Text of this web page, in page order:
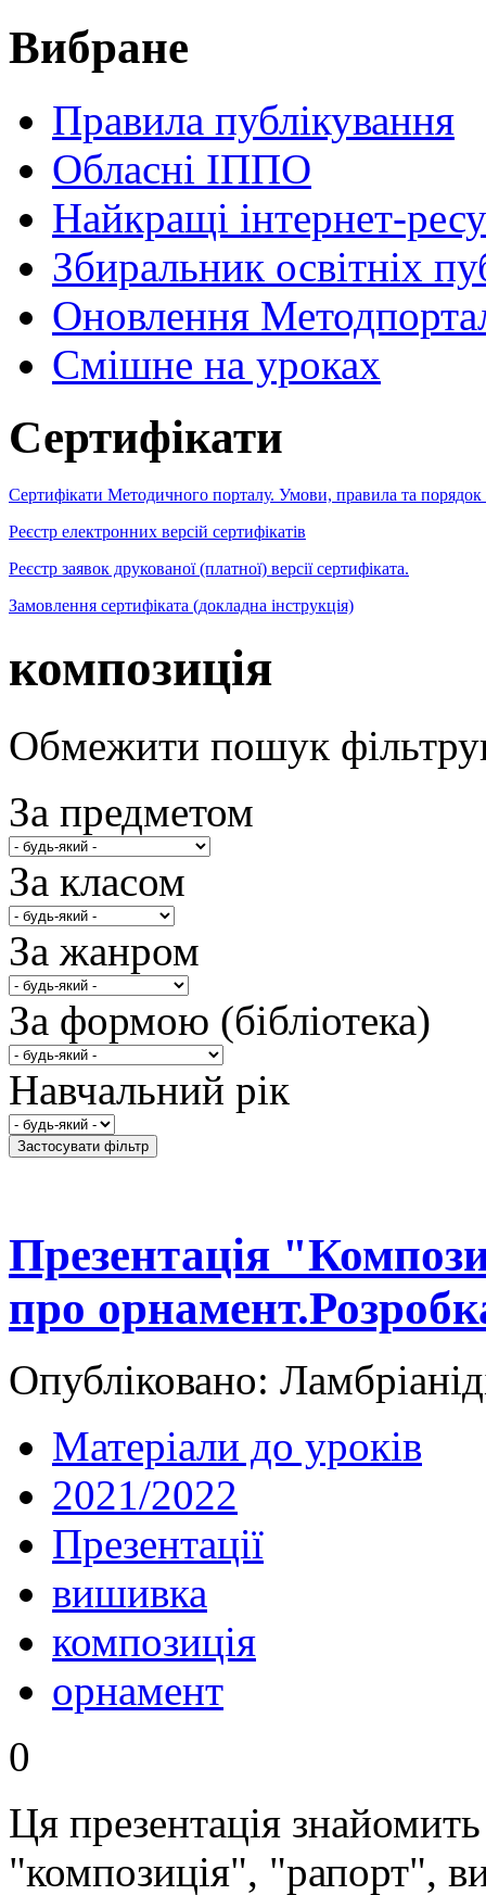
Вибране
Правила публікування
Обласні ІППО
Найкращі інтернет-
Збиральник освітніх
Оновлення
Cмішне на уроках
Сертифікати
Сертифікати Методичного порталу. Умови, правила та порядок
Реєстр електронних версій сертифікатів
Реєстр заявок друкованої (платної) версії сертифіката.
Замовлення сертифіката (докладна інструкція)
композиція
Обмежити пошук
За предметом
За класом
За жанром
За формою (бібліотека)
Навчальний рік
Презентація
про
Опубліковано:
Матеріали до уроків
2021/2022
Презентації
вишивка
композиція
орнамент
0
Ця презентація
"композиція", "рапорт",